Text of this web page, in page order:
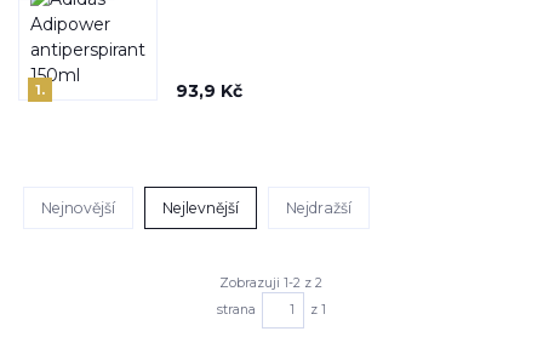
1. 93,9 Kč
Nejnovější Nejlevnější Nejdražší
Zobrazuji 1-2 z 2
strana
z 1